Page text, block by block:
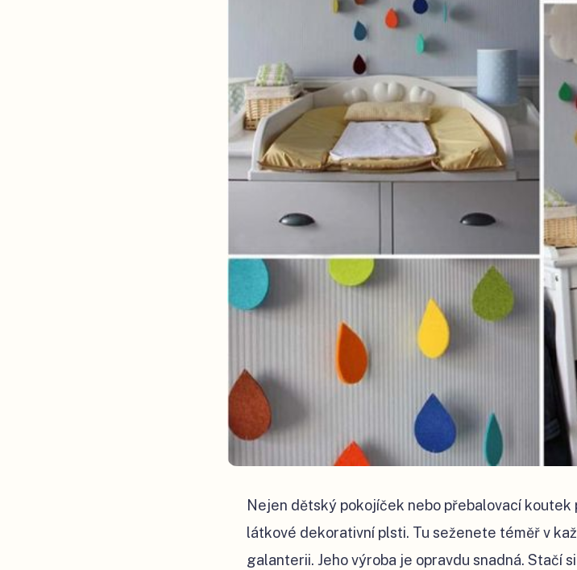
Nejen dětský pokojíček nebo přebalovací
látkové dekorativní plsti. Tu seženete téměř v
galanterii. Jeho výroba je opravdu snadná. Stačí